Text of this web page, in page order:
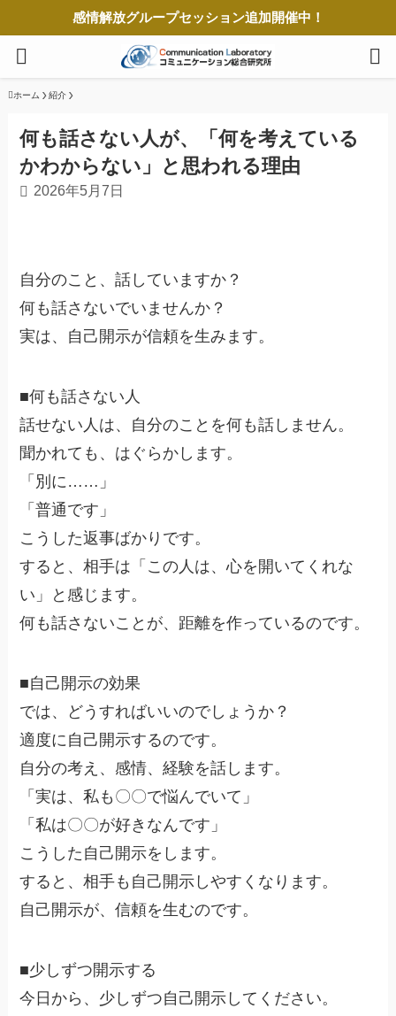
感情解放グループセッション追加開催中！
ホーム 紹介
何も話さない人が、「何を考えている
かわからない」と思われる理由
2026年5月7日
自分のこと、話していますか？
何も話さないでいませんか？
実は、自己開示が信頼を生みます。
■何も話さない人
話せない人は、自分のことを何も話しません。
聞かれても、はぐらかします。
「別に……」
「普通です」
こうした返事ばかりです。
すると、相手は「この人は、心を開いてくれな
い」と感じます。
何も話さないことが、距離を作っているのです。
■自己開示の効果
では、どうすればいいのでしょうか？
適度に自己開示するのです。
自分の考え、感情、経験を話します。
「実は、私も〇〇で悩んでいて」
「私は〇〇が好きなんです」
こうした自己開示をします。
すると、相手も自己開示しやすくなります。
自己開示が、信頼を生むのです。
■少しずつ開示する
今日から、少しずつ自己開示してください。